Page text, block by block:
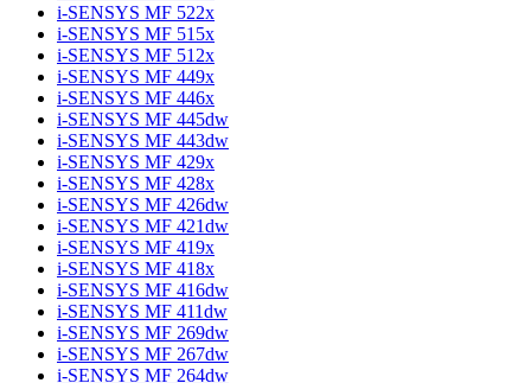
i-SENSYS MF 522x
i-SENSYS MF 515x
i-SENSYS MF 512x
i-SENSYS MF 449x
i-SENSYS MF 446x
i-SENSYS MF 445dw
i-SENSYS MF 443dw
i-SENSYS MF 429x
i-SENSYS MF 428x
i-SENSYS MF 426dw
i-SENSYS MF 421dw
i-SENSYS MF 419x
i-SENSYS MF 418x
i-SENSYS MF 416dw
i-SENSYS MF 411dw
i-SENSYS MF 269dw
i-SENSYS MF 267dw
i-SENSYS MF 264dw